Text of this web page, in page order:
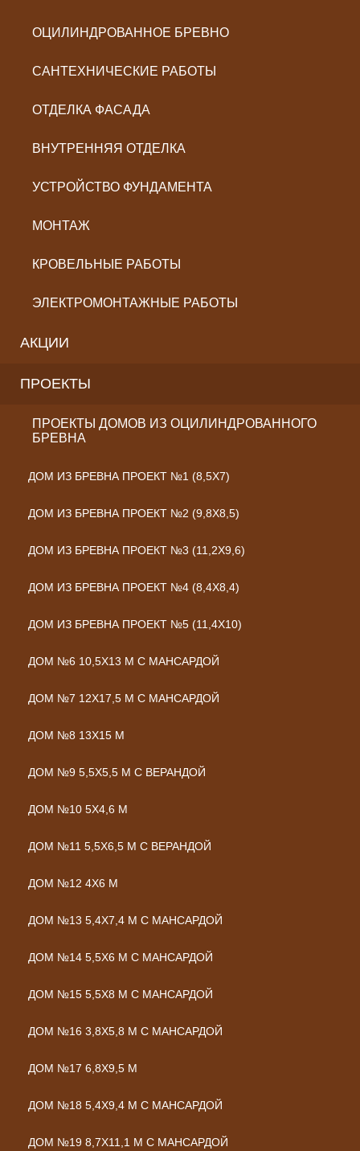
ОЦИЛИНДРОВАННОЕ БРЕВНО
САНТЕХНИЧЕСКИЕ РАБОТЫ
ОТДЕЛКА ФАСАДА
ВНУТРЕННЯЯ ОТДЕЛКА
УСТРОЙСТВО ФУНДАМЕНТА
МОНТАЖ
КРОВЕЛЬНЫЕ РАБОТЫ
ЭЛЕКТРОМОНТАЖНЫЕ РАБОТЫ
АКЦИИ
ПРОЕКТЫ
ПРОЕКТЫ ДОМОВ ИЗ ОЦИЛИНДРОВАННОГО
БРЕВНА
ДОМ ИЗ БРЕВНА ПРОЕКТ №1 (8,5X7)
ДОМ ИЗ БРЕВНА ПРОЕКТ №2 (9,8Х8,5)
ДОМ ИЗ БРЕВНА ПРОЕКТ №3 (11,2Х9,6)
ДОМ ИЗ БРЕВНА ПРОЕКТ №4 (8,4Х8,4)
ДОМ ИЗ БРЕВНА ПРОЕКТ №5 (11,4Х10)
ДОМ №6 10,5Х13 М С МАНСАРДОЙ
ДОМ №7 12Х17,5 М С МАНСАРДОЙ
ДОМ №8 13Х15 М
ДОМ №9 5,5Х5,5 М С ВЕРАНДОЙ
ДОМ №10 5Х4,6 М
ДОМ №11 5,5Х6,5 М С ВЕРАНДОЙ
ДОМ №12 4Х6 М
ДОМ №13 5,4Х7,4 М С МАНСАРДОЙ
ДОМ №14 5,5Х6 М С МАНСАРДОЙ
ДОМ №15 5,5Х8 М С МАНСАРДОЙ
ДОМ №16 3,8Х5,8 М С МАНСАРДОЙ
ДОМ №17 6,8Х9,5 М
ДОМ №18 5,4Х9,4 М С МАНСАРДОЙ
ДОМ №19 8,7Х11,1 М С МАНСАРДОЙ